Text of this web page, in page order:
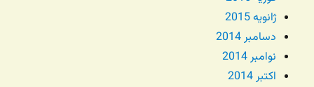
ژانویه 2015
دسامبر 2014
نوامبر 2014
اکتبر 2014